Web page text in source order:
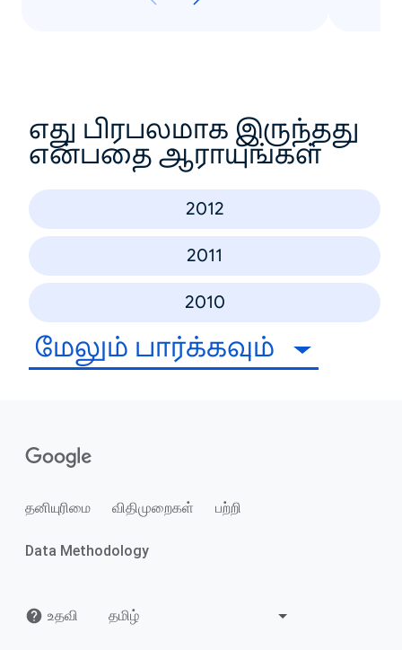
எது பிரபலமாக இருந்தது
என்பதை ஆராயுங்கள்
2012
2011
2010
மேலும் பார்க்கவும்
தனியுரிமை விதிமுறைகள் பற்றி
Data Methodology
உதவி